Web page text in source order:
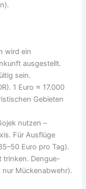
wird ein
ausgestellt.
sein.
1 Euro ≈ 17.000
Gebieten
nutzen –
Für Ausflüge
Euro pro Tag).
trinken. Dengue-
Mückenabwehr).